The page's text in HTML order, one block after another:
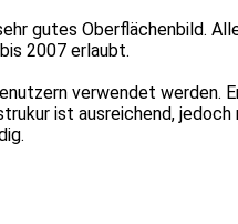
gutes Oberflächenbild.
2007 erlaubt.
verwendet werden.
ist ausreichend,